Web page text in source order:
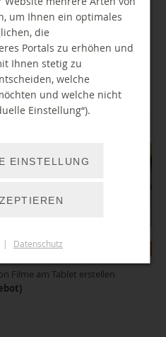
Apr Mai Jun
Dez
Film
Filme am Tablet erstellen
um Ihnen ein optimales
die
Portals zu erhöhen und
Ihnen stetig zu
welche
und welche nicht
Einstellung“).
EINSTELLUNG
| Datenschutz